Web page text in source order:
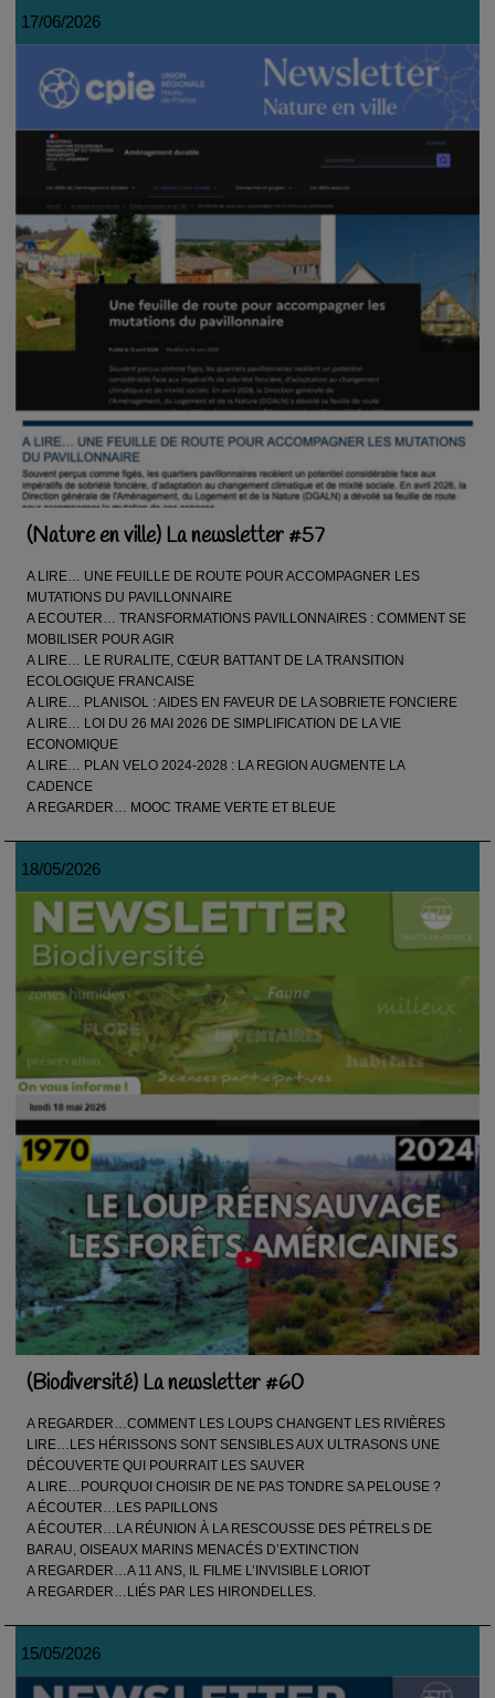
17/06/2026
(Nature en ville) La newsletter #57
A LIRE… UNE FEUILLE DE ROUTE POUR ACCOMPAGNER LES
MUTATIONS DU PAVILLONNAIRE
A ECOUTER… TRANSFORMATIONS PAVILLONNAIRES : COMMENT SE
MOBILISER POUR AGIR
A LIRE… LE RURALITE, CŒUR BATTANT DE LA TRANSITION
ECOLOGIQUE FRANCAISE
A LIRE… PLANISOL : AIDES EN FAVEUR DE LA SOBRIETE FONCIERE
A LIRE… LOI DU 26 MAI 2026 DE SIMPLIFICATION DE LA VIE
ECONOMIQUE
A LIRE… PLAN VELO 2024-2028 : LA REGION AUGMENTE LA
CADENCE
A REGARDER… MOOC TRAME VERTE ET BLEUE
18/05/2026
(Biodiversité) La newsletter #60
A REGARDER…COMMENT LES LOUPS CHANGENT LES RIVIÈRES
LIRE…LES HÉRISSONS SONT SENSIBLES AUX ULTRASONS UNE
DÉCOUVERTE QUI POURRAIT LES SAUVER
A LIRE…POURQUOI CHOISIR DE NE PAS TONDRE SA PELOUSE ?
A ÉCOUTER…LES PAPILLONS
A ÉCOUTER…LA RÉUNION À LA RESCOUSSE DES PÉTRELS DE
BARAU, OISEAUX MARINS MENACÉS D’EXTINCTION
A REGARDER…A 11 ANS, IL FILME L’INVISIBLE LORIOT
A REGARDER…LIÉS PAR LES HIRONDELLES.
15/05/2026